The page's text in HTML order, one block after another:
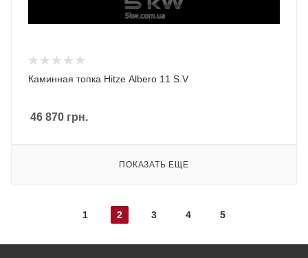
Каминная топка Hitze Albero 11 S.V
46 870 грн.
ПОКАЗАТЬ ЕЩЕ
1 2 3 4 5